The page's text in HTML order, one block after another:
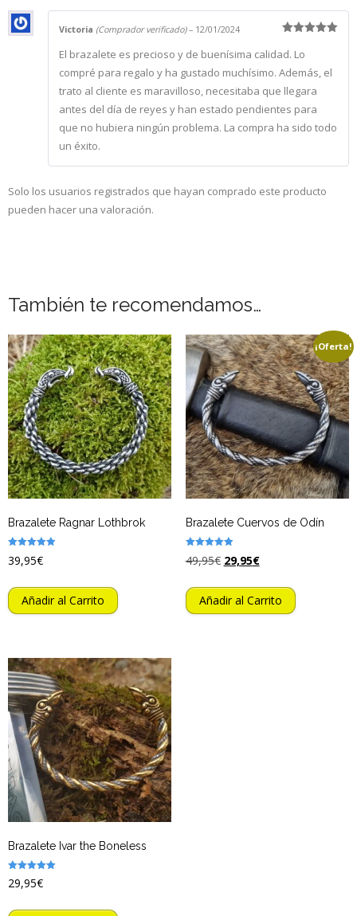
con5
Victoria (Comprador verificado) – 12/01/2024
El brazalete es precioso y de buenísima calidad. Lo
compré para regalo y ha gustado muchísimo. Además, el
trato al cliente es maravilloso, necesitaba que llegara
antes del día de reyes y han estado pendientes para
que no hubiera ningún problema. La compra ha sido todo
un éxito.
Solo los usuarios registrados que hayan comprado este producto
pueden hacer una valoración.
También te recomendamos…
Brazalete Ragnar Lothbrok
con
39,95€
Añadir al Carrito
¡Oferta!
Brazalete Cuervos de Odín
con
49,95€ 29,95€
Añadir al Carrito
Brazalete Ivar the Boneless
Valorado
con
29,95€